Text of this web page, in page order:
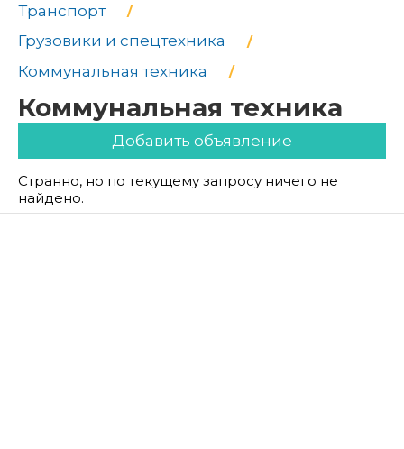
Транспорт
Грузовики и спецтехника
Коммунальная техника
Коммунальная техника
Добавить объявление
Странно, но по текущему запросу ничего не
найдено.